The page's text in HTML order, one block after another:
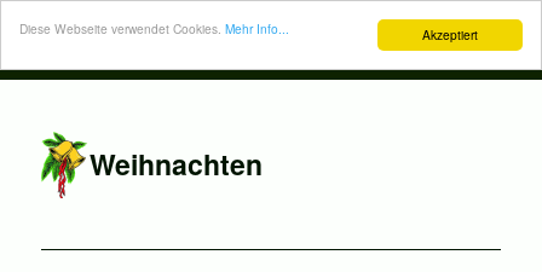
Akzeptiert
Diese Webseite verwendet Cookies. Mehr Info...
Weihnachten